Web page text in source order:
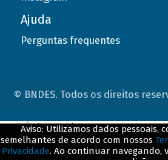
Ajuda
Perguntas frequentes
© BNDES. Todos os direitos
Aviso: Utilizamos dados pessoais,
semelhantes de acordo com nossos
Privacidade. Ao continuar navegando,
ConteÃºdo complementar
${title}${badge}